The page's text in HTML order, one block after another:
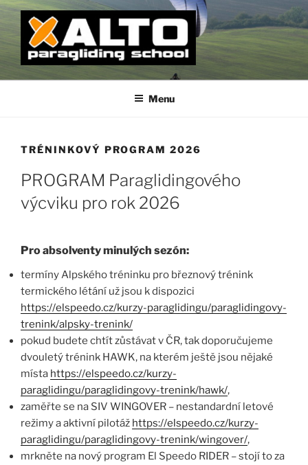
Přejít
obsahu
ALTO PARAGLIDING SCHOOL
Paragliding na Rané i v Beskydech, prodej paraglidingového
Menu
TRÉNINKOVÝ PROGRAM 2026
PROGRAM Paraglidingového
výcviku pro rok 2026
Pro absolventy minulých sezón:
termíny Alpského tréninku pro březnový trénink
termického létání už jsou k dispozici
https://elspeedo.cz/kurzy-paraglidingu/paraglidingovy-
trenink/alpsky-trenink/
pokud budete chtít zůstávat v ČR, tak doporučujeme
dvouletý trénink HAWK, na kterém ještě jsou nějaké
místa https://elspeedo.cz/kurzy-
paraglidingu/paraglidingovy-trenink/hawk/,
zaměřte se na SIV WINGOVER – nestandardní letové
režimy a aktivní pilotáž https://elspeedo.cz/kurzy-
paraglidingu/paraglidingovy-trenink/wingover/,
mrkněte na nový program El Speedo RIDER – stojí to za